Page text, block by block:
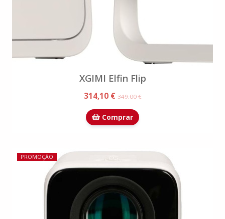
XGIMI Elfin Flip
314,10 €349,00 €
Comprar
PROMOÇÃO